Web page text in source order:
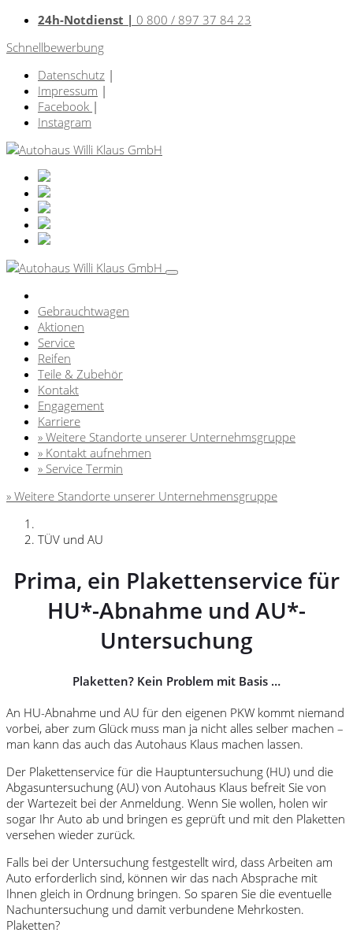
24h-Notdienst | 0 800 / 897 37 84 23
Schnellbewerbung
Datenschutz |
Impressum |
Facebook |
Instagram
Gebrauchtwagen
Aktionen
Service
Reifen
Teile & Zubehör
Kontakt
Engagement
Karriere
» Weitere Standorte unserer Unternehmsgruppe
» Kontakt aufnehmen
» Service Termin
» Weitere Standorte unserer Unternehmensgruppe
TÜV und AU
Prima, ein Plakettenservice für
HU*-Abnahme und AU*-
Untersuchung
Plaketten? Kein Problem mit Basis …
An HU-Abnahme und AU für den eigenen PKW kommt niemand
vorbei, aber zum Glück muss man ja nicht alles selber machen –
man kann das auch das Autohaus Klaus machen lassen.
Der Plakettenservice für die Hauptuntersuchung (HU) und die
Abgasuntersuchung (AU) von Autohaus Klaus befreit Sie von
der Wartezeit bei der Anmeldung. Wenn Sie wollen, holen wir
sogar Ihr Auto ab und bringen es geprüft und mit den Plaketten
versehen wieder zurück.
Falls bei der Untersuchung festgestellt wird, dass Arbeiten am
Auto erforderlich sind, können wir das nach Absprache mit
Ihnen gleich in Ordnung bringen. So sparen Sie die eventuelle
Nachuntersuchung und damit verbundene Mehrkosten.
Plaketten?